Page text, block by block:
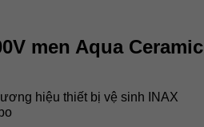
men Aqua Ceramic
hiệu thiết bị vệ sinh INAX